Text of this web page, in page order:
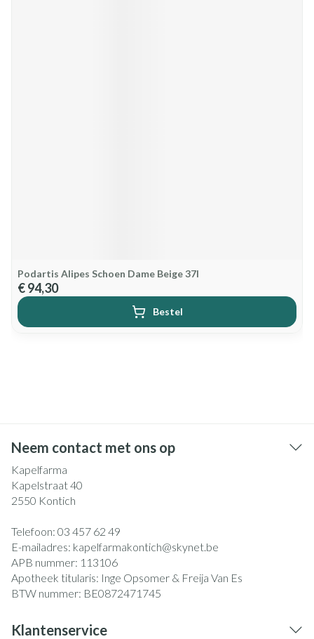
Podartis Alipes Schoen Dame Beige 37l
€ 94,30
Bestel
Neem contact met ons op
Kapelfarma
Kapelstraat 40
2550 Kontich
Telefoon: 03 457 62 49
E-mailadres: kapelfarmakontich@skynet.be
APB nummer: 113106
Apotheek titularis: Inge Opsomer & Freija Van Es
BTW nummer: BE0872471745
Klantenservice